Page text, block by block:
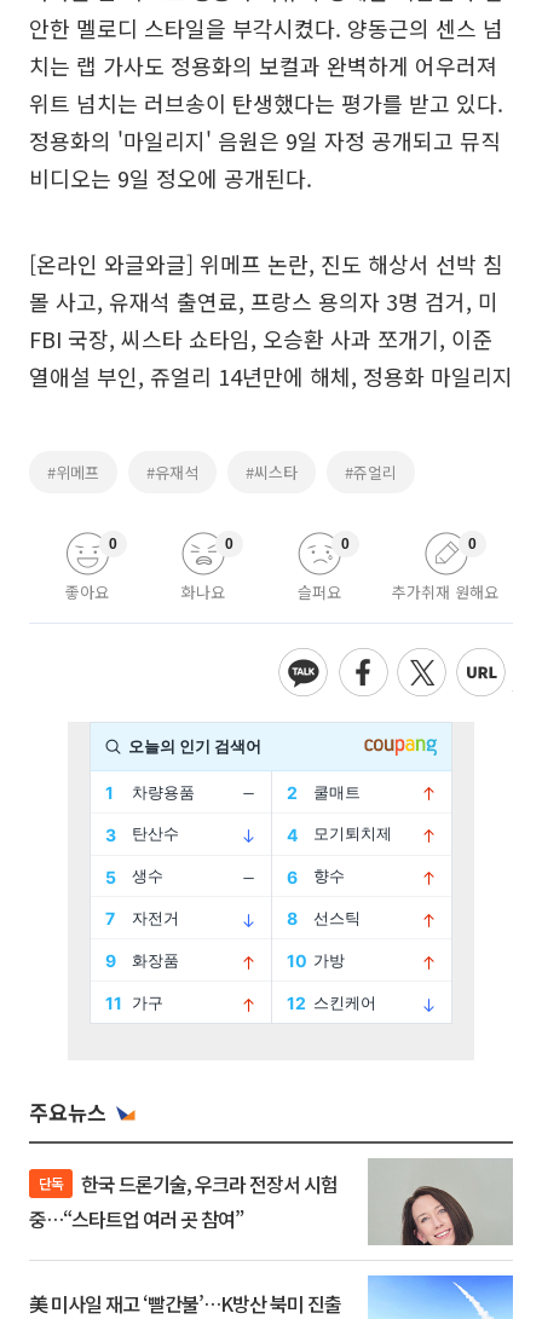
안한 멜로디 스타일을 부각시켰다. 양동근의 센스 넘
치는 랩 가사도 정용화의 보컬과 완벽하게 어우러져
위트 넘치는 러브송이 탄생했다는 평가를 받고 있다.
정용화의 '마일리지' 음원은 9일 자정 공개되고 뮤직
비디오는 9일 정오에 공개된다.
[온라인 와글와글] 위메프 논란, 진도 해상서 선박 침
몰 사고, 유재석 출연료, 프랑스 용의자 3명 검거, 미
FBI 국장, 씨스타 쇼타임, 오승환 사과 쪼개기, 이준
열애설 부인, 쥬얼리 14년만에 해체, 정용화 마일리지
#위메프 #유재석 #씨스타 #쥬얼리
좋아요
0
화나요
0
슬퍼요
0
추가취재 원해요
0
주요뉴스
단독
중…“스타트업 여러 곳 참여”
美 미사일 재고 ‘빨간불’…K방산 북미 진출